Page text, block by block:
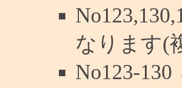
なります(
No123-